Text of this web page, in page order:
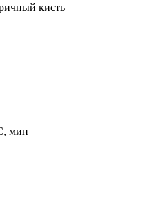
кисть
мин